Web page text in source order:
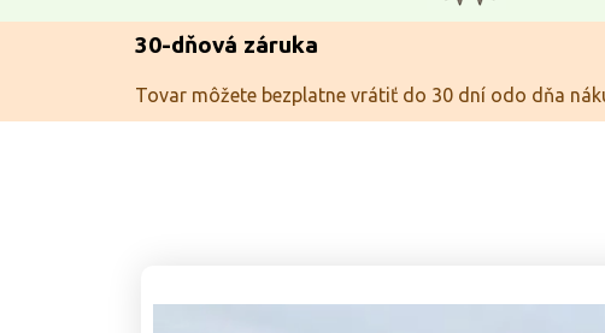
30-dňová záruka
Tovar môžete bezplatne vrátiť do 30 dní odo dňa